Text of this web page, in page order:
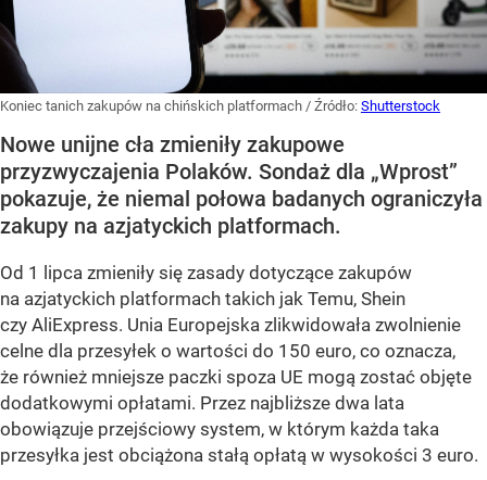
Koniec tanich zakupów na chińskich platformach / Źródło: Shutterstock
Nowe unijne cła zmieniły zakupowe
przyzwyczajenia Polaków. Sondaż dla „Wprost”
pokazuje, że niemal połowa badanych ograniczyła
zakupy na azjatyckich platformach.
Od 1 lipca zmieniły się zasady dotyczące zakupów
na azjatyckich platformach takich jak Temu, Shein
czy AliExpress. Unia Europejska zlikwidowała zwolnienie
celne dla przesyłek o wartości do 150 euro, co oznacza,
że również mniejsze paczki spoza UE mogą zostać objęte
dodatkowymi opłatami. Przez najbliższe dwa lata
obowiązuje przejściowy system, w którym każda taka
przesyłka jest obciążona stałą opłatą w wysokości 3 euro.